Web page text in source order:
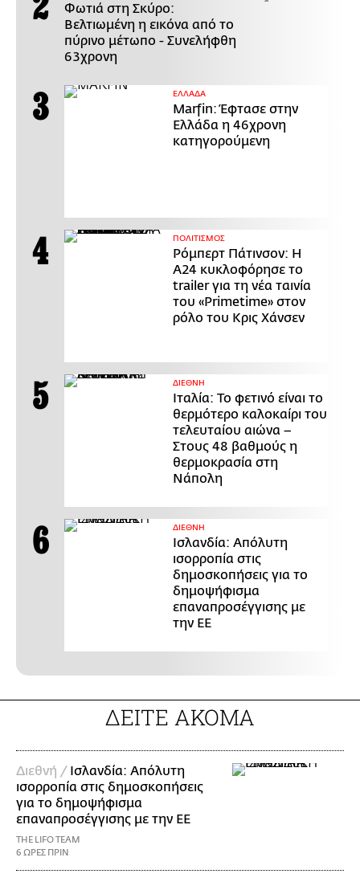
Φωτιά στη Σκύρο:
Βελτιωμένη η εικόνα από το
πύρινο μέτωπο - Συνελήφθη
63χρονη
ΕΛΛΑΔΑ
Marfin: Έφτασε στην
Ελλάδα η 46χρονη
κατηγορούμενη
ΠΟΛΙΤΙΣΜΟΣ
Ρόμπερτ Πάτινσον: Η
Α24 κυκλοφόρησε το
trailer για τη νέα ταινία
του «Primetime» στον
ρόλο του Κρις Χάνσεν
ΔΙΕΘΝΗ
Ιταλία: Το φετινό είναι το
θερμότερο καλοκαίρι του
τελευταίου αιώνα –
Στους 48 βαθμούς η
θερμοκρασία στη
Νάπολη
ΔΙΕΘΝΗ
Ισλανδία: Απόλυτη
ισορροπία στις
δημοσκοπήσεις για το
δημοψήφισμα
επαναπροσέγγισης με
την ΕΕ
ΔΕΙΤΕ ΑΚΟΜΑ
Διεθνή / Ισλανδία: Απόλυτη
ισορροπία στις δημοσκοπήσεις
για το δημοψήφισμα
επαναπροσέγγισης με την ΕΕ
THE LIFO TEAM
6 ΩΡΕΣ ΠΡΙΝ